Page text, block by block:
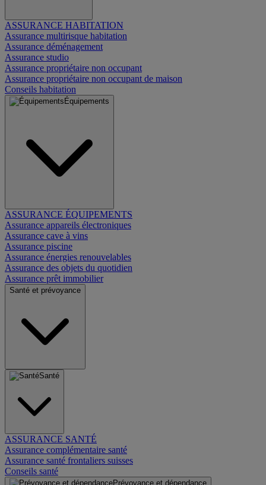
ASSURANCE HABITATION
Assurance multirisque habitation
Assurance déménagement
Assurance studio
Assurance propriétaire non occupant
Assurance propriétaire non occupant de maison
Conseils habitation
Équipements
ASSURANCE ÉQUIPEMENTS
Assurance appareils électroniques
Assurance cave à vins
Assurance piscine
Assurance énergies renouvelables
Assurance des objets du quotidien
Assurance prêt immobilier
Santé et prévoyance
Santé
ASSURANCE SANTÉ
Assurance complémentaire santé
Assurance santé frontaliers suisses
Conseils santé
Prévoyance et dépendance